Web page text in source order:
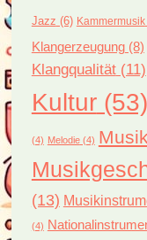
Jazz (6) Kammermusik
Klangerzeugung(8)
Klangqualität(11)
Kultur(53)
(4) Melodie(4) Musik
(13)
(4)